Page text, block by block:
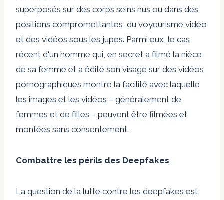
superposés sur des corps seins nus ou dans des
positions compromettantes, du voyeurisme vidéo
et des vidéos sous les jupes. Parmi eux, le cas
récent d'un homme qui, en secret a filmé la nièce
de sa femme et a édité son visage sur des vidéos
pornographiques montre la facilité avec laquelle
les images et les vidéos – généralement de
femmes et de filles – peuvent être filmées et
montées sans consentement.
Combattre les périls des Deepfakes
La question de la lutte contre les deepfakes est